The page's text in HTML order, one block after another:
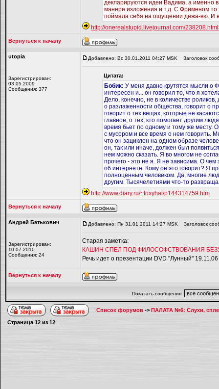
декларируются идеи Вадима, а именно
манере изложения и т.д. С Фрименом то
поймала себя на ощущении дежа-вю. И
http://onerealstupid.livejournal.com/
Вернуться к началу
utopiа
Зарегистрирован:
03.05.2009
Сообщения: 377
Добавлено: Вс 30.01.2011 04:27 MSK Заголовок
Цитата:
Бобик: У меня давно крутятся мысли о
интересен и... он говорил то, что я
Дело, конечно, не в количестве
о разлаженности общества, говорит о
говорит о тех вещах, которые не
главное, о тех, кто помогает другим
время бьет по одному и тому же месту.
с мусором и все время о нем говорить.
что он зациклен на одном образе
он, так или иначе, должен был
нем можно сказать. Я во многом не
прочего - это не я. Я не зависима. О
об интернете. Кому он это говорит? Я
полноценным человеком. Да, многие
другим. Тысячелетиями что-то
http://www.diary.ru/~foxyhat/p144314759.htm
Вернуться к началу
Андрей Батькович
Зарегистрирован:
10.07.2010
Сообщения: 24
Добавлено: Пн 31.01.2011 14:27 MSK Заголовок
Старая заметка:
КАШИН СПЕЛ ПОД ФИЛОСОФСТВОВАНИЯ
Речь идет о презентации DVD "Лунный" 19.11.06
Вернуться к началу
Показать сообщения:
Список форумов -> ПАЛАТА №6: Слухи,
Страница 12 из 12